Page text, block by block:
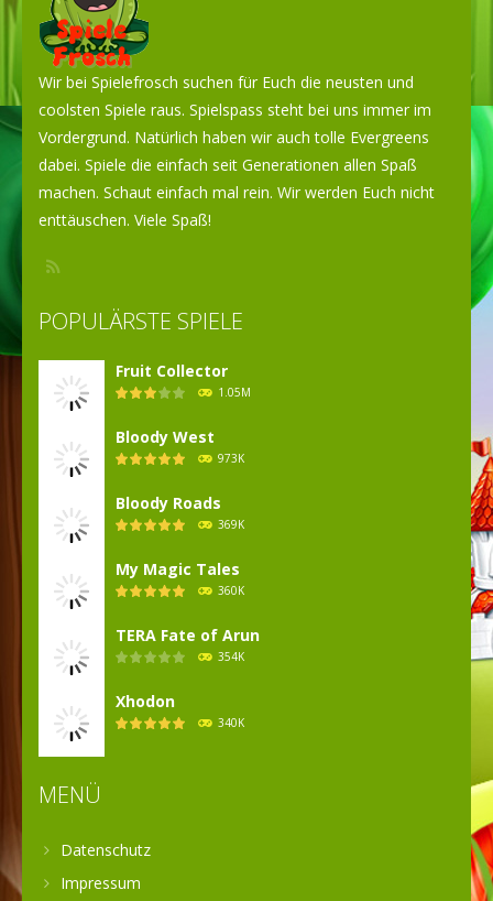
Wir bei Spielefrosch suchen für Euch die neusten und
coolsten Spiele raus. Spielspass steht bei uns immer im
Vordergrund. Natürlich haben wir auch tolle Evergreens
dabei. Spiele die einfach seit Generationen allen Spaß
machen. Schaut einfach mal rein. Wir werden Euch nicht
enttäuschen. Viele Spaß!
POPULÄRSTE SPIELE
Fruit Collector
1.05M
Bloody West
973K
Bloody Roads
369K
My Magic Tales
360K
TERA Fate of Arun
354K
Xhodon
340K
MENÜ
Datenschutz
Impressum